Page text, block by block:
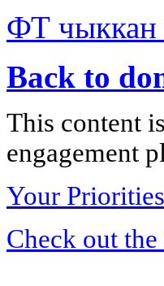
ФТ чыккан
Back to
This content
engagement
Your
Check out